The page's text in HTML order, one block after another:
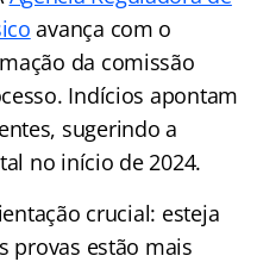
avança com o
da comissão
Indícios apontam
sugerindo a
no início de 2024.
crucial: esteja
provas estão mais